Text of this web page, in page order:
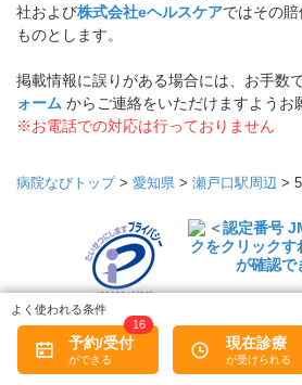
社および株式会社eヘルスケアではその
ものとします。
掲載情報に誤りがある場合には、お手数
ォーム からご連絡をいただけますようお
※お電話での対応は行っておりません
病院なびトップ> 愛知県 > 瀬戸口駅周辺 >
プライバシーマー
クについて
予約/受付
16
現在診療